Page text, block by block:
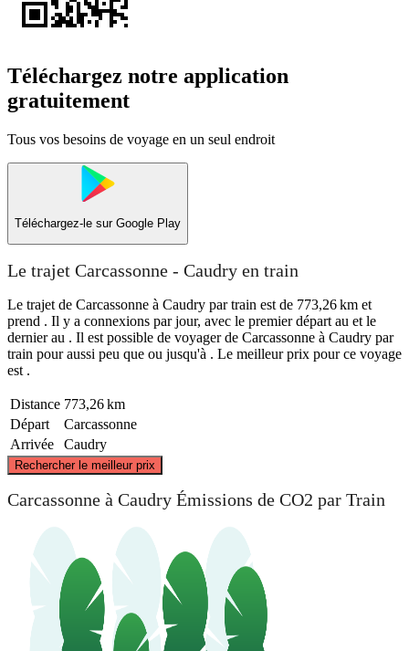
Téléchargez notre application
gratuitement
Tous vos besoins de voyage en un seul endroit
Téléchargez-le sur Google Play
Le trajet Carcassonne - Caudry en train
Le trajet de Carcassonne à Caudry par train est de 773,26 km et
prend . Il y a connexions par jour, avec le premier départ au et le
dernier au . Il est possible de voyager de Carcassonne à Caudry par
train pour aussi peu que ou jusqu'à . Le meilleur prix pour ce voyage
est .
Distance 773,26 km
Départ
Carcassonne
Arrivée
Caudry
Rechercher le meilleur prix
Carcassonne à Caudry Émissions de CO2 par Train